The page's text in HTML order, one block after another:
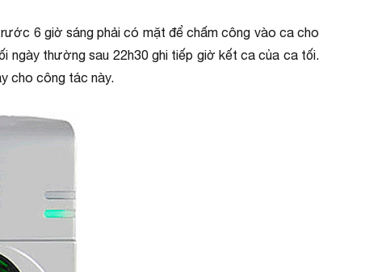
6 giờ sáng phải có mặt để chấm công vào ca cho
ngày thường sau 22h30 ghi tiếp giờ kết ca của ca tối.
cho công tác này.